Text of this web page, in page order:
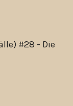
#28 - Die